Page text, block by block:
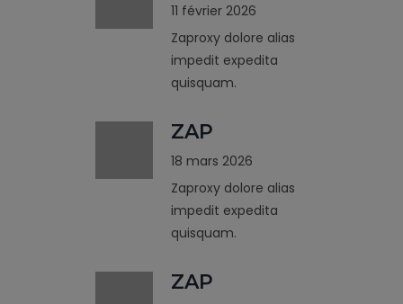
11 février 2026
Zaproxy dolore alias
impedit expedita
quisquam.
ZAP
18 mars 2026
Zaproxy dolore alias
impedit expedita
quisquam.
ZAP